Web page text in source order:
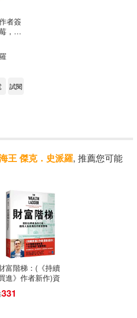
(1)
(3)
-
者簽
，10
上架
行榜
試閱
王 傑克．史派羅, 推薦您可能
富階梯：(《持續
進》作者新作)資
，適用人生各階
331